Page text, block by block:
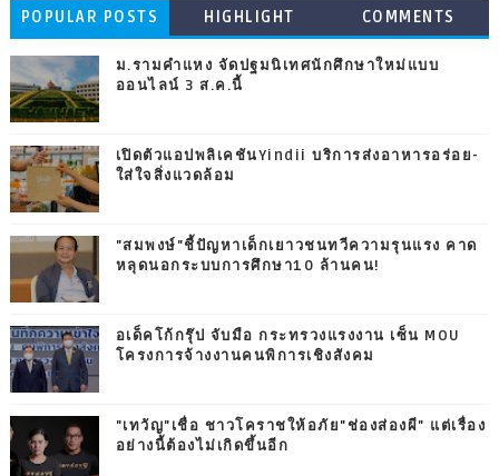
POPULAR POSTS HIGHLIGHT COMMENTS
ม.รามคำแหง จัดปฐมนิเทศนักศึกษาใหม่แบบ
ออนไลน์ 3 ส.ค.นี้
เปิดตัวแอปพลิเคชันYindii บริการส่งอาหารอร่อย-
ใส่ใจสิ่งแวดล้อม
"สมพงษ์"ชี้ปัญหาเด็กเยาวชนทวีความรุนแรง คาด
หลุดนอกระบบการศึกษา10 ล้านคน!
อเด็คโก้กรุ๊ป จับมือ กระทรวงแรงงาน เซ็น MOU
โครงการจ้างงานคนพิการเชิงสังคม
"เทวัญ"เชื่อ ชาวโคราชให้อภัย"ช่องส่องผี" แต่เรื่อง
อย่างนี้ต้องไม่เกิดขึ้นอีก